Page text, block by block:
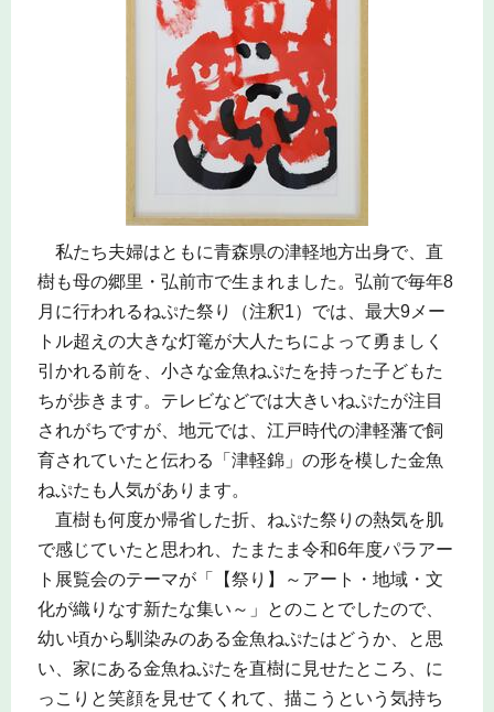
私たち夫婦はともに青森県の津軽地方出身で、直
樹も母の郷里・弘前市で生まれました。弘前で毎年8
月に行われるねぷた祭り（注釈1）では、最大9メー
トル超えの大きな灯篭が大人たちによって勇ましく
引かれる前を、小さな金魚ねぷたを持った子どもた
ちが歩きます。テレビなどでは大きいねぷたが注目
されがちですが、地元では、江戸時代の津軽藩で飼
育されていたと伝わる「津軽錦」の形を模した金魚
ねぷたも人気があります。
直樹も何度か帰省した折、ねぷた祭りの熱気を肌
で感じていたと思われ、たまたま令和6年度パラアー
ト展覧会のテーマが「【祭り】～アート・地域・文
化が織りなす新たな集い～」とのことでしたので、
幼い頃から馴染みのある金魚ねぷたはどうか、と思
い、家にある金魚ねぷたを直樹に見せたところ、に
っこりと笑顔を見せてくれて、描こうという気持ち